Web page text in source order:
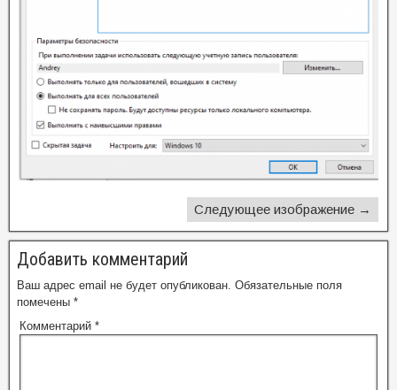
Следующее изображение →
Добавить комментарий
Ваш адрес email не будет опубликован. Обязательные поля
помечены *
Комментарий *